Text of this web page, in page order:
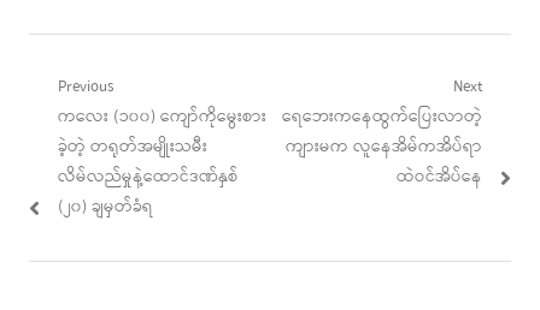
Post
navigation
Previous
Previous
post:
ကလေး (၁၀၀) ကျော်ကိုမွေးစား
ခဲ့တဲ့ တရုတ်အမျိုးသမီး
လိမ်လည်မှုနဲ့ထောင်ဒဏ်နှစ်
(၂၀) ချမှတ်ခံရ
Next
Next
post:
ရေဘေးကနေထွက်ပြေးလာတဲ့
ကျားမက လူနေအိမ်ကအိပ်ရာ
ထဲဝင်အိပ်နေ